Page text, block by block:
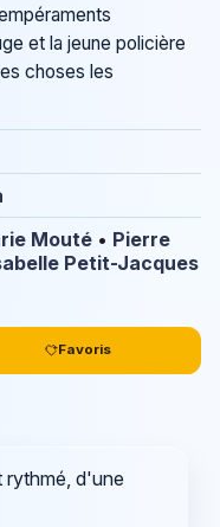
et la jeune policière
choses les
Mouté • Pierre
Petit-Jacques
Favoris
rythmé, d'une